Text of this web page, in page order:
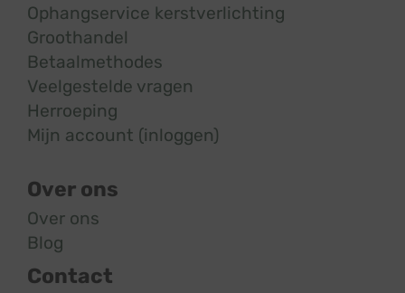
Ophangservice kerstverlichting
Groothandel
Betaalmethodes
Veelgestelde vragen
Herroeping
Mijn account (inloggen)
Over ons
Over ons
Blog
Contact